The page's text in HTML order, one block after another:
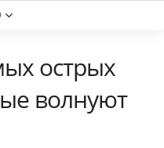
острых
волнуют